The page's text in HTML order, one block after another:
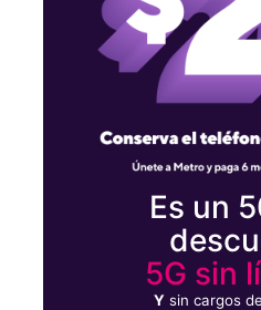
Es un
5G sin
Ysin cargos